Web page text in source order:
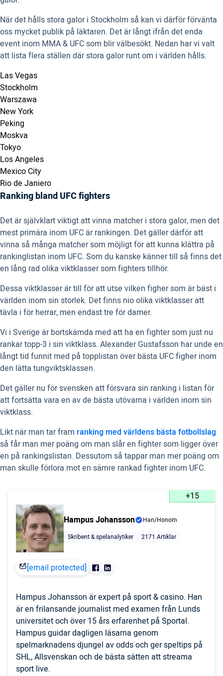
När det hålls stora galor i Stockholm så kan vi därför förvänta
oss mycket publik på läktaren. Det är långt ifrån det enda
event inom MMA & UFC som blir välbesökt. Nedan har vi valt
att lista flera ställen där stora galor runt om i världen hålls.
Las Vegas
Stockholm
Warszawa
New York
Peking
Moskva
Tokyo
Los Angeles
Mexico City
Rio de Janiero
Ranking bland UFC fighters
Det är självklart viktigt att vinna matcher i stora galor, men det
mest primära inom UFC är rankingen. Det gäller därför att
vinna så många matcher som möjligt för att kunna klättra på
rankinglistan inom UFC. Som du kanske känner till så finns det
en lång rad olika viktklasser som fighters tillhör.
Dessa viktklasser är till för att utse vilken figher som är bäst i
världen inom sin storlek. Det finns nio olika viktklasser att
tävla i för herrar, men endast tre för damer.
Vi i Sverige är bortskämda med att ha en fighter som just nu
rankar topp-3 i sin viktklass. Alexander Gustafsson har unde en
långt tid funnit med på topplistan över bästa UFC figher inom
den lätta tungviktsklassen.
Det gäller nu för svensken att försvara sin ranking i listan för
att fortsätta vara en av de bästa utövarna i världen inom sin
viktklass.
Likt när man tar fram ranking med världens bästa fotbollslag
så får man mer poäng om man slår en fighter som ligger över
en på rankingslistan. Dessutom så tappar man mer poäng om
man skulle förlora mot en sämre rankad fighter inom UFC.
+15
Hampus Johansson
Han/Honom
Skribent & spelanalytiker
2171 Artiklar
[email protected]
Hampus Johansson är expert på sport & casino. Han
är en frilansande journalist med examen från Lunds
universitet och över 15 års erfarenhet på Sportal.
Hampus guidar dagligen läsarna genom
spelmarknadens djungel av odds och ger speltips på
SHL, Allsvenskan och de bästa sätten att streama
sport live.